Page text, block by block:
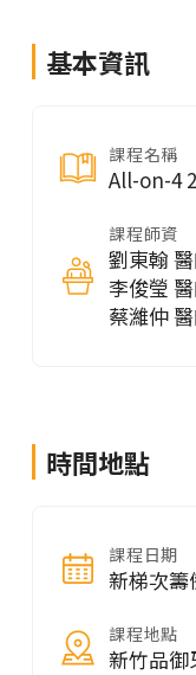
基本資訊
課程名稱
All-on-4
課程師資
劉東翰
李俊瑩
蔡濰仲
時間地點
課程日期
新梯次籌
課程地點
新竹品御